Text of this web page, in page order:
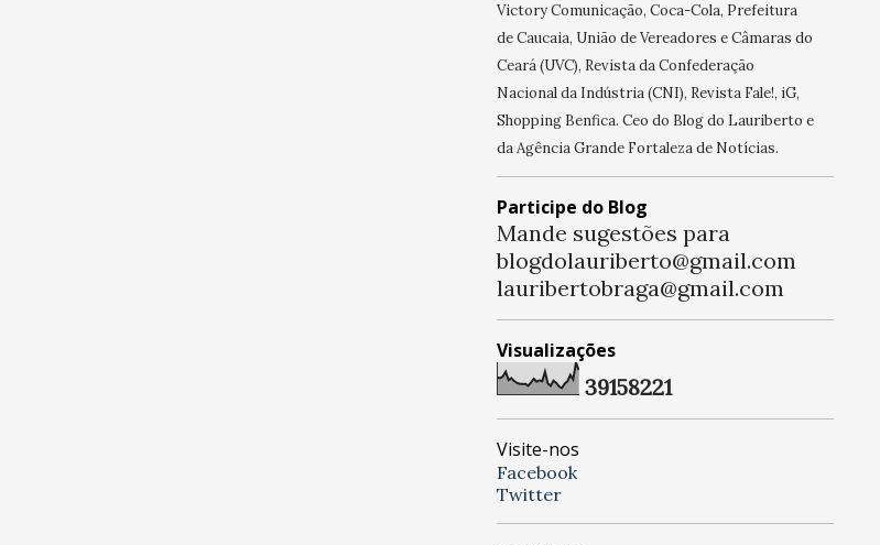
Victory Comunicação, Coca-Cola, Prefeitura
de Caucaia, União de Vereadores e Câmaras do
Ceará (UVC), Revista da Confederação
Nacional da Indústria (CNI), Revista Fale!, iG,
Shopping Benfica. Ceo do Blog do Lauriberto e
da Agência Grande Fortaleza de Notícias.
Participe do Blog
Mande sugestões para
blogdolauriberto@gmail.com
lauribertobraga@gmail.com
Visualizações
39158221
Visite-nos
Facebook
Twitter